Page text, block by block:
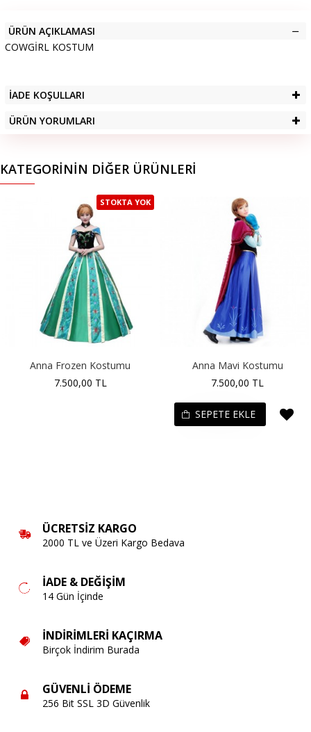
ÜRÜN AÇIKLAMASI
COWGİRL KOSTUM
İADE KOŞULLARI
ÜRÜN YORUMLARI
KATEGORININ DIĞER ÜRÜNLERI
STOKTA YOK
Anna Frozen Kostumu
7.500,00 TL
Anna Mavi Kostumu
7.500,00 TL
SEPETE EKLE
ÜCRETSIZ KARGO
2000 TL ve Üzeri Kargo Bedava
İADE & DEĞIŞIM
14 Gün İçinde
İNDIRIMLERI KAÇIRMA
Birçok İndirim Burada
GÜVENLI ÖDEME
256 Bit SSL 3D Güvenlik